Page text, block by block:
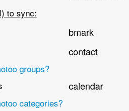
to sync:
bmark
contact
groups?
calendar
categories?